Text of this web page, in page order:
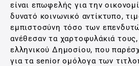
είναι επωφελής για την
δυνατό κοινωνικό αντίκτυπο,
εμπιστοσύνη τόσο των
ανέθεσαν τα χαρτοφυλάκιά
ελληνικού Δημοσίου, που
για τα senior ομόλογα των